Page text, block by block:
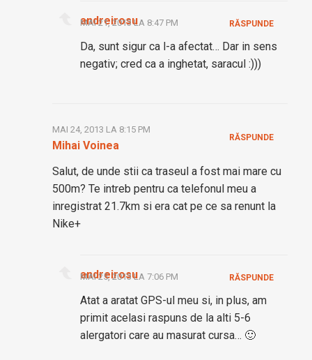
andreirosu
MAI 21, 2013 LA 8:47 PM
Da, sunt sigur ca l-a afectat… Dar in sens
negativ; cred ca a inghetat, saracul :)))
RĂSPUNDE
Mihai Voinea
MAI 24, 2013 LA 8:15 PM
Salut, de unde stii ca traseul a fost mai mare cu
500m? Te intreb pentru ca telefonul meu a
inregistrat 21.7km si era cat pe ce sa renunt la
Nike+
RĂSPUNDE
andreirosu
MAI 25, 2013 LA 7:06 PM
Atat a aratat GPS-ul meu si, in plus, am
primit acelasi raspuns de la alti 5-6
alergatori care au masurat cursa… 🙂
RĂSPUNDE